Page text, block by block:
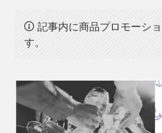
記事内に商品プロモーシ
す。